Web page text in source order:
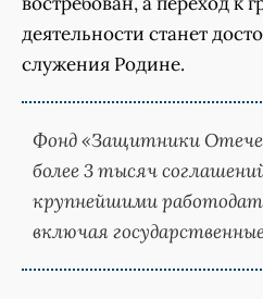
деятельности станет
служения Родине.
Фонд «Защитники
более 3 тысяч
крупнейшими
включая